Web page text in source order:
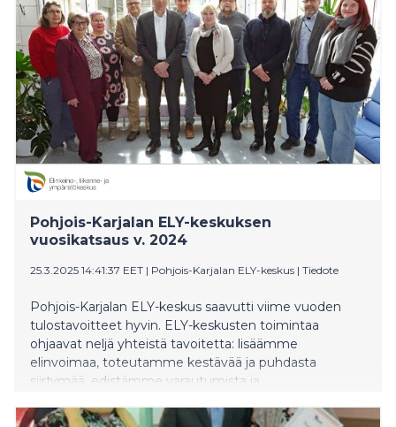
Pohjois-Karjalan ELY-keskuksen
vuosikatsaus v. 2024
25.3.2025 14:41:37 EET | Pohjois-Karjalan ELY-keskus | Tiedote
Pohjois-Karjalan ELY-keskus saavutti viime vuoden
tulostavoitteet hyvin. ELY-keskusten toimintaa
ohjaavat neljä yhteistä tavoitetta: lisäämme
elinvoimaa, toteutamme kestävää ja puhdasta
siirtymää, edistämme varautumista ja
yhdenvertaisuutta.